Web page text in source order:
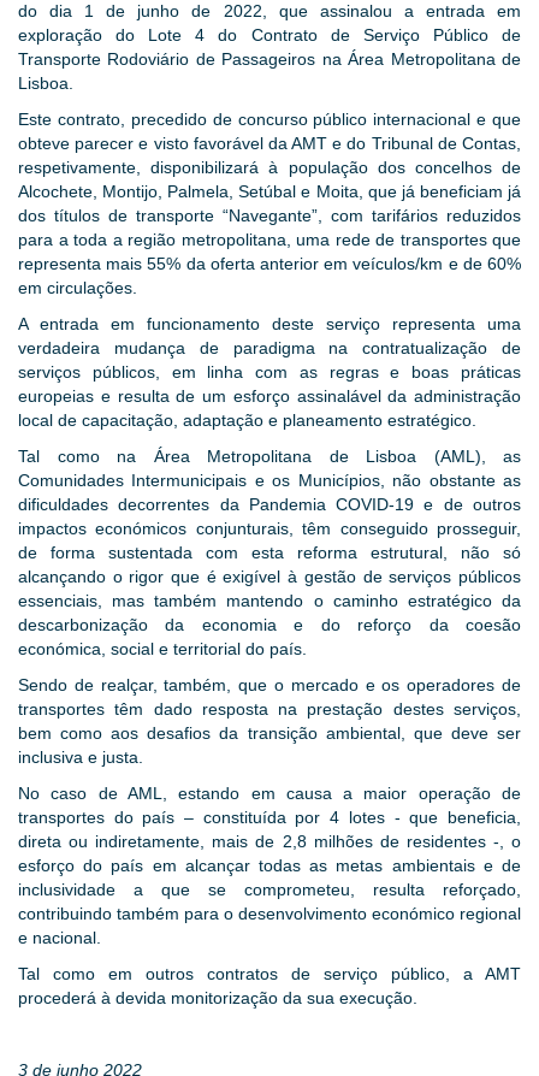
do dia 1 de junho de 2022, que assinalou a entrada em
exploração do Lote 4 do Contrato de Serviço Público de
Transporte Rodoviário de Passageiros na Área Metropolitana de
Lisboa.
Este contrato, precedido de concurso público internacional e que
obteve parecer e visto favorável da AMT e do Tribunal de Contas,
respetivamente, disponibilizará à população dos concelhos de
Alcochete, Montijo, Palmela, Setúbal e Moita, que já beneficiam já
dos títulos de transporte “Navegante”, com tarifários reduzidos
para a toda a região metropolitana, uma rede de transportes que
representa mais 55% da oferta anterior em veículos/km e de 60%
em circulações.
A entrada em funcionamento deste serviço representa uma
verdadeira mudança de paradigma na contratualização de
serviços públicos, em linha com as regras e boas práticas
europeias e resulta de um esforço assinalável da administração
local de capacitação, adaptação e planeamento estratégico.
Tal como na Área Metropolitana de Lisboa (AML), as
Comunidades Intermunicipais e os Municípios, não obstante as
dificuldades decorrentes da Pandemia COVID-19 e de outros
impactos económicos conjunturais, têm conseguido prosseguir,
de forma sustentada com esta reforma estrutural, não só
alcançando o rigor que é exigível à gestão de serviços públicos
essenciais, mas também mantendo o caminho estratégico da
descarbonização da economia e do reforço da coesão
económica, social e territorial do país.
Sendo de realçar, também, que o mercado e os operadores de
transportes têm dado resposta na prestação destes serviços,
bem como aos desafios da transição ambiental, que deve ser
inclusiva e justa.
No caso de AML, estando em causa a maior operação de
transportes do país – constituída por 4 lotes - que beneficia,
direta ou indiretamente, mais de 2,8 milhões de residentes -, o
esforço do país em alcançar todas as metas ambientais e de
inclusividade a que se comprometeu, resulta reforçado,
contribuindo também para o desenvolvimento económico regional
e nacional.
Tal como em outros contratos de serviço público, a AMT
procederá à devida monitorização da sua execução.
3 de junho 2022